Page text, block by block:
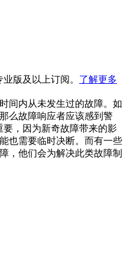
业版及以上订阅。 了解更多
间内从未发生过的故障。如
么故障响应者应该感到警
要，因为新奇故障带来的影
也需要临时决断。而有一些
，他们会为解决此类故障制